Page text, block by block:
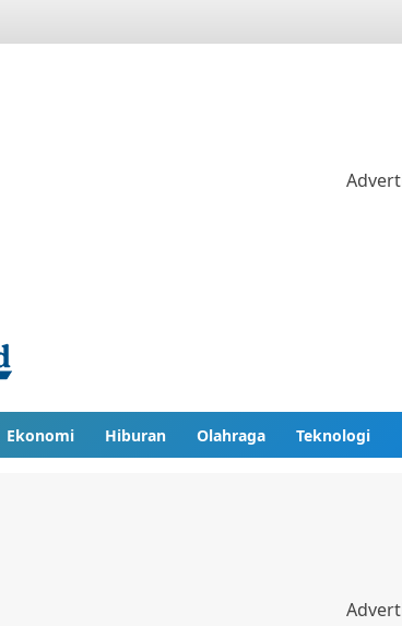
Ekonomi Hiburan Olahraga Teknologi